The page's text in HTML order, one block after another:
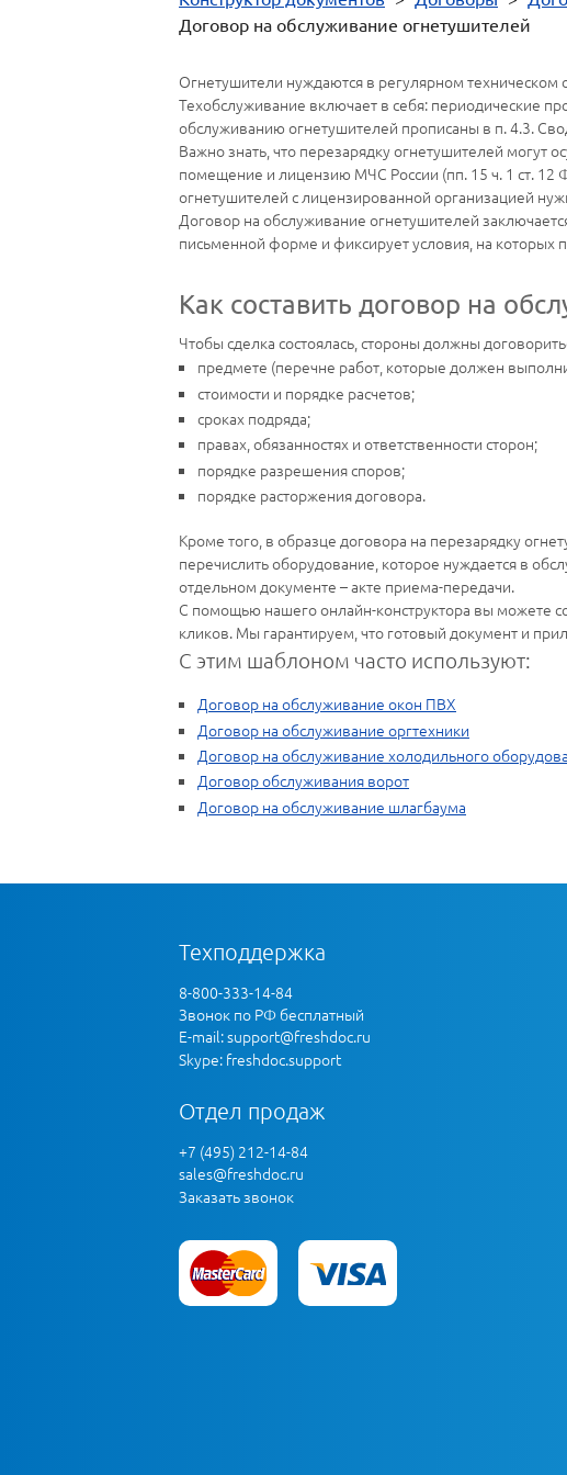
Договор на обслуживание огнетушителей
Огнетушители нуждаются в регулярном
Техобслуживание включает в себя: периодические
обслуживанию огнетушителей прописаны в п. 4.3.
Важно знать, что перезарядку огнетушителей
помещение и лицензию МЧС России (пп. 15 ч. 1 ст. 12
огнетушителей с лицензированной организацией
Договор на обслуживание огнетушителей
письменной форме и фиксирует условия, на которых
Как составить договор на
Чтобы сделка состоялась, стороны должны
предмете (перечне работ, которые должен
стоимости и порядке расчетов;
сроках подряда;
правах, обязанностях и ответственности сторон;
порядке разрешения споров;
порядке расторжения договора.
Кроме того, в образце договора на перезарядку
перечислить оборудование, которое нуждается в
отдельном документе – акте приема-передачи.
С помощью нашего онлайн-конструктора вы можете
кликов. Мы гарантируем, что готовый документ и
С этим шаблоном часто используют:
Договор на обслуживание окон ПВХ
Договор на обслуживание оргтехники
Договор на обслуживание холодильного
Договор обслуживания ворот
Договор на обслуживание шлагбаума
Техподдержка
8-800-333-14-84
Звонок по РФ бесплатный
E-mail:support@freshdoc.ru
Skype: freshdoc.support
Отдел продаж
+7 (495) 212-14-84
sales@freshdoc.ru
Заказать звонок